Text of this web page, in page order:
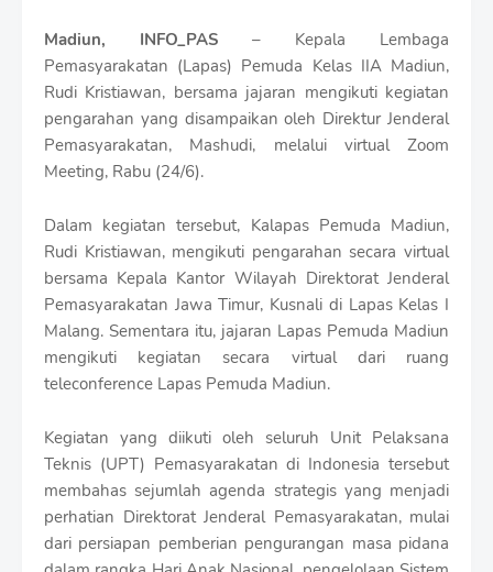
Madiun, INFO_PAS – Kepala Lembaga
Pemasyarakatan (Lapas) Pemuda Kelas IIA Madiun,
Rudi Kristiawan, bersama jajaran mengikuti kegiatan
pengarahan yang disampaikan oleh Direktur Jenderal
Pemasyarakatan, Mashudi, melalui virtual Zoom
Meeting, Rabu (24/6).
Dalam kegiatan tersebut, Kalapas Pemuda Madiun,
Rudi Kristiawan, mengikuti pengarahan secara virtual
bersama Kepala Kantor Wilayah Direktorat Jenderal
Pemasyarakatan Jawa Timur, Kusnali di Lapas Kelas I
Malang. Sementara itu, jajaran Lapas Pemuda Madiun
mengikuti kegiatan secara virtual dari ruang
teleconference Lapas Pemuda Madiun.
Kegiatan yang diikuti oleh seluruh Unit Pelaksana
Teknis (UPT) Pemasyarakatan di Indonesia tersebut
membahas sejumlah agenda strategis yang menjadi
perhatian Direktorat Jenderal Pemasyarakatan, mulai
dari persiapan pemberian pengurangan masa pidana
i
g
n
W
i
t
h
S
r
o
f
T
e
m
p
l
t
e
s